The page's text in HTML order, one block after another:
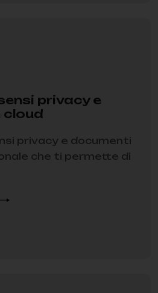
privacy e
cloud
privacy e documenti
che ti permette di